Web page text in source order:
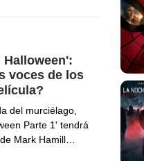
Halloween':
voces de los
del murciélago,
Parte 1' tendrá
Mark Hamill…